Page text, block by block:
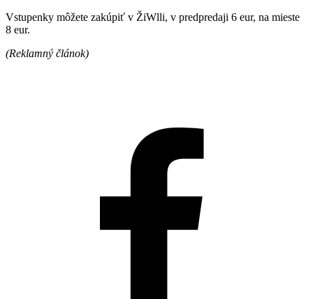
Vstupenky môžete zakúpiť v ŽiWlli, v predpredaji 6 eur, na mieste
8 eur.
(Reklamný článok)